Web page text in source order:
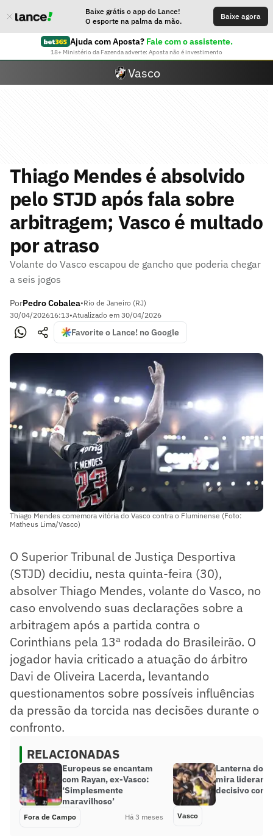
Baixe grátis o app do Lance!
O esporte na palma da mão.
Baixe agora
Ajuda com Aposta? Fale com o assistente.
18+ Ministério da Fazenda adverte: Aposta não é investimento
Vasco
Thiago Mendes é absolvido
pelo STJD após fala sobre
arbitragem; Vasco é multado
por atraso
Volante do Vasco escapou de gancho que poderia chegar
a seis jogos
PorPedro Cobalea•Rio de Janeiro (RJ)
30/04/202616:13•Atualizado em 30/04/2026
Favorite o Lance! no Google
Thiago Mendes comemora vitória do Vasco contra o Fluminense (Foto:
Matheus Lima/Vasco)
O Superior Tribunal de Justiça Desportiva
(STJD) decidiu, nesta quinta-feira (30),
absolver Thiago Mendes, volante do Vasco, no
caso envolvendo suas declarações sobre a
arbitragem após a partida contra o
Corinthians pela 13ª rodada do Brasileirão. O
jogador havia criticado a atuação do árbitro
Davi de Oliveira Lacerda, levantando
questionamentos sobre possíveis influências
da pressão da torcida nas decisões durante o
confronto.
RELACIONADAS
Europeus se encantam
com Rayan, ex-Vasco:
‘Simplesmente
maravilhoso’
Fora de Campo Há 3 meses
Lanterna do
mira
decisivo
Vasco